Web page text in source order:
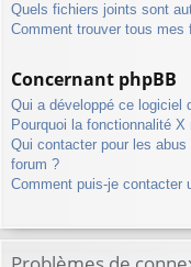
Quels fichiers joints sont
Comment trouver tous mes
Concernant phpBB
Qui a développé ce logiciel
Pourquoi la fonctionnalité X
Qui contacter pour les
forum ?
Comment puis-je contacter